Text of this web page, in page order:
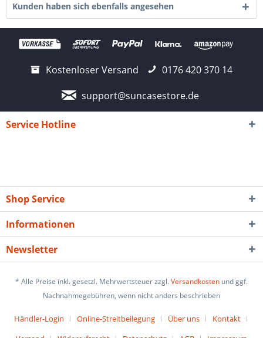
Kunden haben sich ebenfalls angesehen
Kostenloser Versand
0176 420 370 14
support@suncasestore.de
Service Hotline
Shop Service
Informationen
Newsletter
* Alle Preise inkl. gesetzl. Mehrwertsteuer zzgl.Versandkosten und ggf.
Nachnahmegebühren, wenn nicht anders beschrieben
Händler-Login Online-Streitbeilegung Über uns
Kontakt